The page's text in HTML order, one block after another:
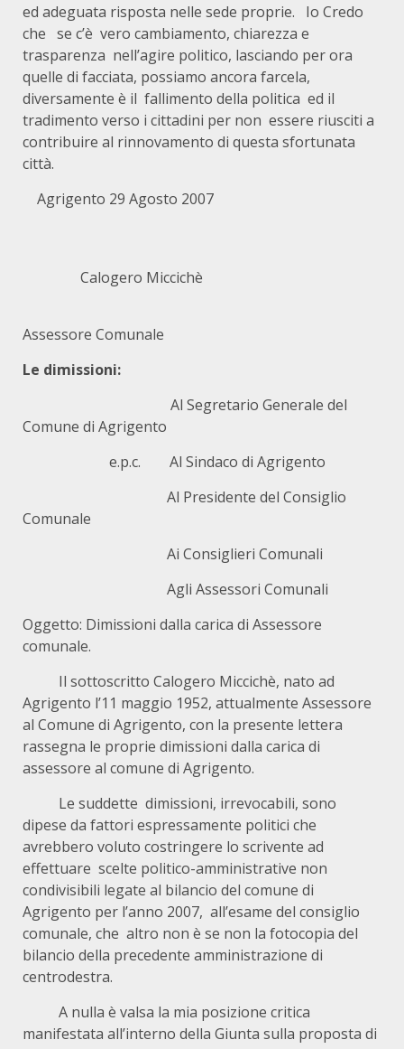
ed adeguata risposta nelle sede proprie. Io Credo
che se c’è vero cambiamento, chiarezza e
trasparenza nell’agire politico, lasciando per ora
quelle di facciata, possiamo ancora farcela,
diversamente è il fallimento della politica ed il
tradimento verso i cittadini per non essere riusciti a
contribuire al rinnovamento di questa sfortunata
città.
Agrigento 29 Agosto 2007
Calogero Miccichè
Assessore Comunale
Le dimissioni:
Al Segretario Generale del
Comune di Agrigento
e.p.c. Al Sindaco di Agrigento
Al Presidente del Consiglio
Comunale
Ai Consiglieri Comunali
Agli Assessori Comunali
Oggetto: Dimissioni dalla carica di Assessore
comunale.
Il sottoscritto Calogero Miccichè, nato ad
Agrigento l’11 maggio 1952, attualmente Assessore
al Comune di Agrigento, con la presente lettera
rassegna le proprie dimissioni dalla carica di
assessore al comune di Agrigento.
Le suddette dimissioni, irrevocabili, sono
dipese da fattori espressamente politici che
avrebbero voluto costringere lo scrivente ad
effettuare scelte politico-amministrative non
condivisibili legate al bilancio del comune di
Agrigento per l’anno 2007, all’esame del consiglio
comunale, che altro non è se non la fotocopia del
bilancio della precedente amministrazione di
centrodestra.
A nulla è valsa la mia posizione critica
manifestata all’interno della Giunta sulla proposta di